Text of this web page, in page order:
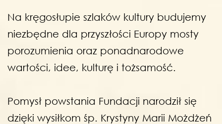
Na kręgosłupie szlaków kultury budujemy
niezbędne dla przyszłości Europy mosty
porozumienia oraz ponadnarodowe
wartości, idee, kulturę i tożsamość.
Pomysł powstania Fundacji narodził się
dzięki wysiłkom śp. Krystyny Marii Możdżeń